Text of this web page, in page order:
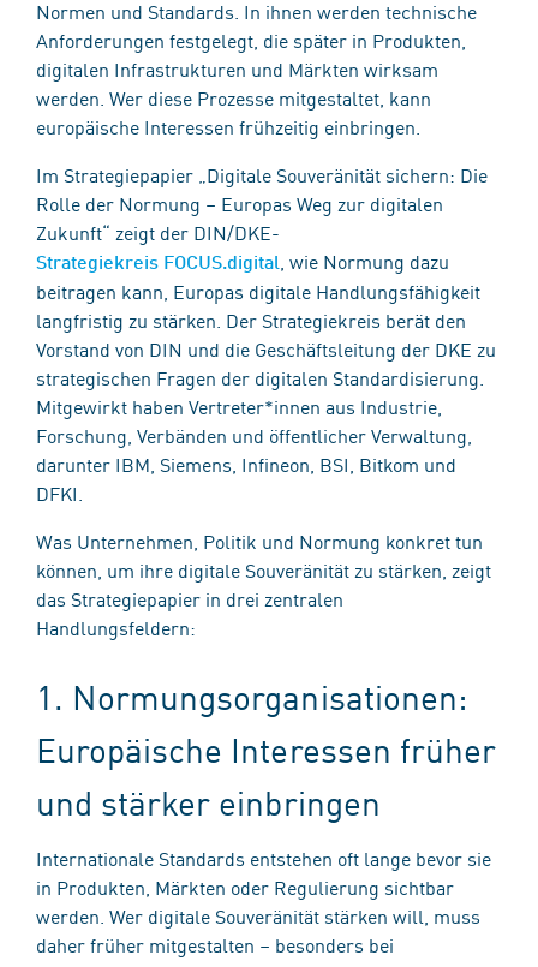
Normen und Standards. In ihnen werden technische
Anforderungen festgelegt, die später in Produkten,
digitalen Infrastrukturen und Märkten wirksam
werden. Wer diese Prozesse mitgestaltet, kann
europäische Interessen frühzeitig einbringen.
Im Strategiepapier „Digitale Souveränität sichern: Die
Rolle der Normung – Europas Weg zur digitalen
Zukunft“ zeigt der DIN/DKE-
Strategiekreis FOCUS.digital , wie Normung dazu
beitragen kann, Europas digitale Handlungsfähigkeit
langfristig zu stärken. Der Strategiekreis berät den
Vorstand von DIN und die Geschäftsleitung der DKE zu
strategischen Fragen der digitalen Standardisierung.
Mitgewirkt haben Vertreter*innen aus Industrie,
Forschung, Verbänden und öffentlicher Verwaltung,
darunter IBM, Siemens, Infineon, BSI, Bitkom und
DFKI.
Was Unternehmen, Politik und Normung konkret tun
können, um ihre digitale Souveränität zu stärken, zeigt
das Strategiepapier in drei zentralen
Handlungsfeldern:
1. Normungsorganisationen:
Europäische Interessen früher
und stärker einbringen
Internationale Standards entstehen oft lange bevor sie
in Produkten, Märkten oder Regulierung sichtbar
werden. Wer digitale Souveränität stärken will, muss
daher früher mitgestalten – besonders bei